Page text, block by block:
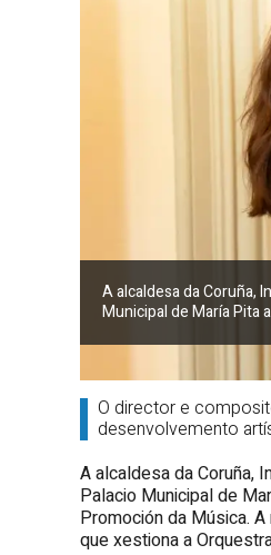
A alcaldesa da Coruña,
Municipal de María Pita
O director e
desenvolvemento
A alcaldesa da Coruña,
Palacio Municipal de
Promoción da Música.
que xestiona a